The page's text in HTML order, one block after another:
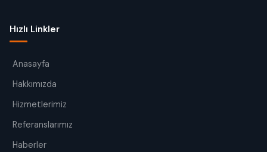
Hızlı Linkler
Anasayfa
Hakkımızda
Hizmetlerimiz
Referanslarımız
Haberler